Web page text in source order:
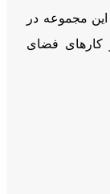
این مجموعه در
فضای